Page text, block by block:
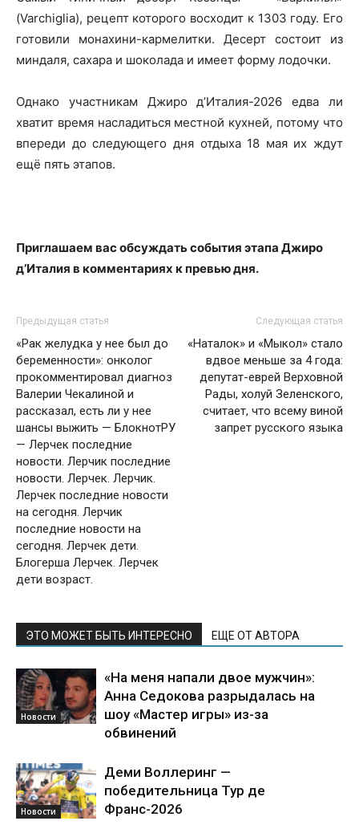
(Varchiglia), рецепт которого восходит к 1303 году. Его
готовили монахини-кармелитки. Десерт состоит из
миндаля, сахара и шоколада и имеет форму лодочки.
Однако участникам Джиро д’Италия-2026 едва ли
хватит время насладиться местной кухней, потому что
впереди до следующего дня отдыха 18 мая их ждут
ещё пять этапов.
Приглашаем вас обсуждать события этапа Джиро
д’Италия в комментариях к превью дня.
Предыдущая статья
«Рак желудка у нее был до
беременности»: онколог
прокомментировал диагноз
Валерии Чекалиной и
рассказал, есть ли у нее
шансы выжить — БлокнотРУ
— Лерчек последние
новости. Лерчик последние
новости. Лерчек. Лерчик.
Лерчек последние новости
на сегодня. Лерчик
последние новости на
сегодня. Лерчек дети.
Блогерша Лерчек. Лерчек
дети возраст.
Следующая статья
«Наталок» и «Мыкол» стало
вдвое меньше за 4 года:
депутат-еврей Верховной
Рады, холуй Зеленского,
считает, что всему виной
запрет русского языка
ЭТО МОЖЕТ БЫТЬ ИНТЕРЕСНО ЕЩЕ ОТ АВТОРА
Новости
«На меня напали двое мужчин»:
Анна Седокова разрыдалась на
шоу «Мастер игры» из-за
обвинений
Новости
Деми Воллеринг —
победительница Тур де
Франс-2026